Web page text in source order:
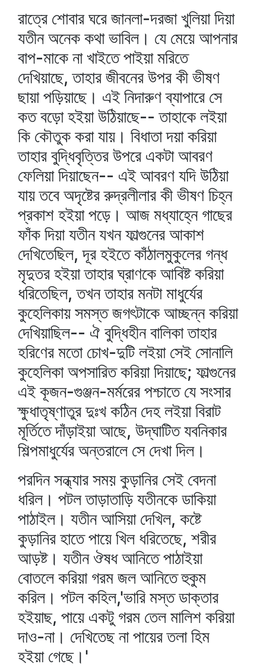
রাত্রে শোবার ঘরে জানলা-দরজা খুলিয়া দিয়া
যতীন অনেক কথা ভাবিল। যে মেয়ে আপনার
বাপ-মাকে না খাইতে পাইয়া মরিতে
দেখিয়াছে, তাহার জীবনের উপর কী ভীষণ
ছায়া পড়িয়াছে। এই নিদারুণ ব্যাপারে সে
কত বড়ো হইয়া উঠিয়াছে-- তাহাকে লইয়া
কি কৌতুক করা যায়। বিধাতা দয়া করিয়া
তাহার বুদ্ধিবৃত্তির উপরে একটা আবরণ
ফেলিয়া দিয়াছেন-- এই আবরণ যদি উঠিয়া
যায় তবে অদৃষ্টের রুদ্রলীলার কী ভীষণ চিহ্ন
প্রকাশ হইয়া পড়ে। আজ মধ্যাহ্নে গাছের
ফাঁক দিয়া যতীন যখন ফাল্গুনের আকাশ
দেখিতেছিল, দূর হইতে কাঁঠালমুকুলের গন্ধ
মৃদুতর হইয়া তাহার ঘ্রাণকে আবিষ্ট করিয়া
ধরিতেছিল, তখন তাহার মনটা মাধুর্যের
কুহেলিকায় সমস্ত জগৎটাকে আচ্ছন্ন করিয়া
দেখিয়াছিল-- ঐ বুদ্ধিহীন বালিকা তাহার
হরিণের মতো চোখ-দুটি লইয়া সেই সোনালি
কুহেলিকা অপসারিত করিয়া দিয়াছে; ফাল্গুনের
এই কূজন-গুঞ্জন-মর্মরের পশ্চাতে যে সংসার
ক্ষুধাতৃষ্ণাতুর দুঃখ কঠিন দেহ লইয়া বিরাট
মূর্তিতে দাঁড়াইয়া আছে, উদ্‌ঘাটিত যবনিকার
শিল্পমাধুর্যের অন্তরালে সে দেখা দিল।
পরদিন সন্ধ্যার সময় কুড়ানির সেই বেদনা
ধরিল। পটল তাড়াতাড়ি যতীনকে ডাকিয়া
পাঠাইল। যতীন আসিয়া দেখিল, কষ্টে
কুড়ানির হাতে পায়ে খিল ধরিতেছে, শরীর
আড়ষ্ট। যতীন ঔষধ আনিতে পাঠাইয়া
বোতলে করিয়া গরম জল আনিতে হুকুম
করিল। পটল কহিল,'ভারি মস্ত ডাক্তার
হইয়াছ, পায়ে একটু গরম তেল মালিশ করিয়া
দাও-না। দেখিতেছ না পায়ের তলা হিম
হইয়া গেছে।'